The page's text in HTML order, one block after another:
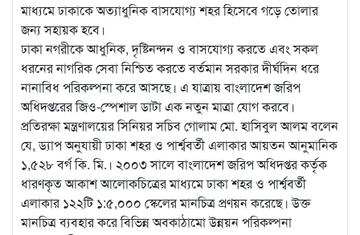
মাধ্যমে ঢাকাকে অত্যাধুনিক বাসযোগ্য শহর হিসেবে গড়ে তোলার
জন্য সহায়ক হবে।
ঢাকা নগরীকে আধুনিক, দৃষ্টিনন্দন ও বাসযোগ্য করতে এবং সকল
ধরনের নাগরিক সেবা নিশ্চিত করতে বর্তমান সরকার দীর্ঘদিন ধরে
নানাবিধ পরিকল্পনা করে আসছে। এ যাত্রায় বাংলাদেশ জরিপ
অধিদপ্তরের জিও-স্পেশাল ডাটা এক নতুন মাত্রা যোগ করবে।
প্রতিরক্ষা মন্ত্রণালয়ের সিনিয়র সচিব গোলাম মো. হাসিবুল আলম বলেন
যে, ড্যাপ অনুযায়ী ঢাকা শহর ও পার্শ্ববর্তী এলাকার আয়তন আনুমানিক
১,৫২৮ বর্গ কি. মি.। ২০০৩ সালে বাংলাদেশ জরিপ অধিদপ্তর কর্তৃক
ধারণকৃত আকাশ আলোকচিত্রের মাধ্যমে ঢাকা শহর ও পার্শ্ববর্তী
এলাকার ১২২টি ১:৫,০০০ স্কেলের মানচিত্র প্রণয়ন করেছে। উক্ত
মানচিত্র ব্যবহার করে বিভিন্ন অবকাঠামো উন্নয়ন পরিকল্পনা